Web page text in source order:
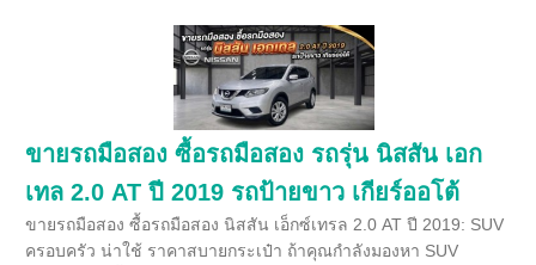
ขายรถมือสอง ซื้อรถมือสอง รถรุ่น นิสสัน เอก
เทล 2.0 AT ปี 2019 รถป้ายขาว เกียร์ออโต้
ขายรถมือสอง ซื้อรถมือสอง นิสสัน เอ็กซ์เทรล 2.0 AT ปี 2019: SUV
ครอบครัว น่าใช้ ราคาสบายกระเป๋า ถ้าคุณกำลังมองหา SUV